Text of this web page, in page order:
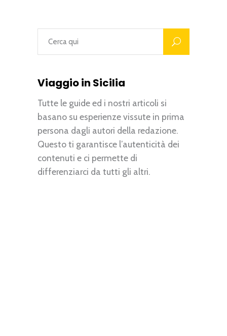
Viaggio in Sicilia
Tutte le guide ed i nostri articoli si
basano su esperienze vissute in prima
persona dagli autori della redazione.
Questo ti garantisce l’autenticità dei
contenuti e ci permette di
differenziarci da tutti gli altri.